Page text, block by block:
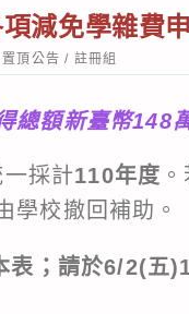
減免學雜費
置頂公告 / 註冊組
總額新臺幣148
採計110年度
學校撤回補助。
表；請於6/2(五